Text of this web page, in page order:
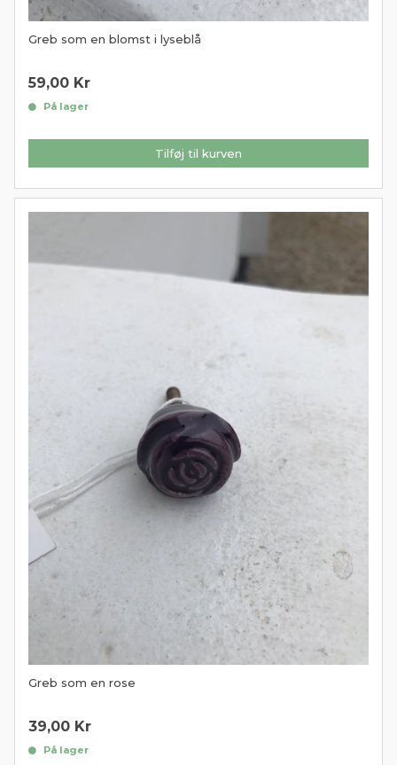
Greb som en blomst i lyseblå
59,00 Kr
På lager
Tilføj til kurven
Greb som en rose
39,00 Kr
På lager